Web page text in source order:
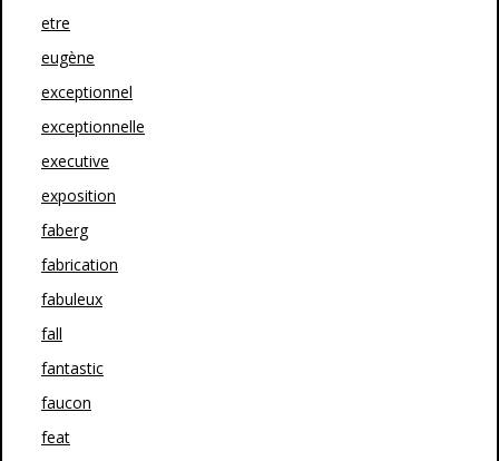
etre
eugène
exceptionnel
exceptionnelle
executive
exposition
faberg
fabrication
fabuleux
fall
fantastic
faucon
feat